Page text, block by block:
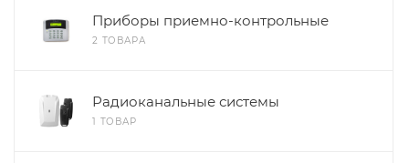
Приборы приемно-контрольные
2 ТОВАРА
Радиоканальные системы
1 ТОВАР